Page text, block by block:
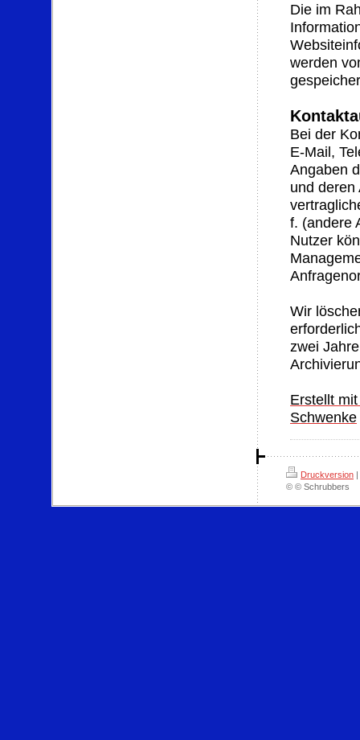
Die im
werden
Bei der
E-Mail,
Angaben
und deren
f. (andere
Nutzer
Wir
zwei
Erstellt
Schwenke
Druckversion |
© © Schrubbers